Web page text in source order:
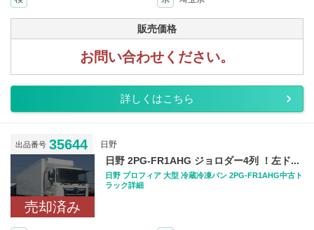
販売価格
お問い合わせください。
詳しくはこちら
出品番号 35644 日野
売却済み
日野 2PG-FR1AHG ジョロダー4列 ！左ド...
日野 プロフィア 大型 冷蔵冷凍バン 2PG-FR1AHG中古ト
ラック詳細